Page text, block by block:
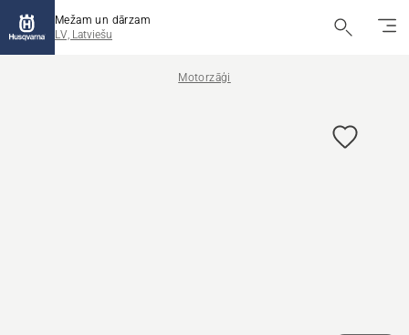
Mežam un dārzam
LV, Latviešu
Motorzāģi